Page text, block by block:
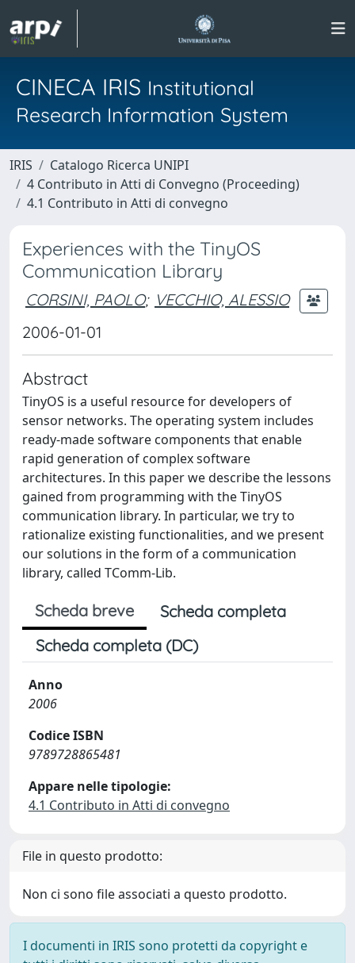
CINECA IRIS Institutional
Research Information System
IRIS
Catalogo Ricerca UNIPI
4 Contributo in Atti di Convegno (Proceeding)
4.1 Contributo in Atti di convegno
Experiences with the TinyOS
Communication Library
CORSINI, PAOLO; VECCHIO, ALESSIO
2006-01-01
Abstract
TinyOS is a useful resource for developers of
sensor networks. The operating system includes
ready-made software components that enable
rapid generation of complex software
architectures. In this paper we describe the lessons
gained from programming with the TinyOS
communication library. In particular, we try to
rationalize existing functionalities, and we present
our solutions in the form of a communication
library, called TComm-Lib.
Scheda breve
Scheda completa
Scheda completa (DC)
Anno
2006
Codice ISBN
9789728865481
Appare nelle tipologie:
4.1 Contributo in Atti di convegno
File in questo prodotto:
Non ci sono file associati a questo prodotto.
I documenti in IRIS sono protetti da copyright e